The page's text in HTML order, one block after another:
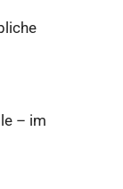
– im